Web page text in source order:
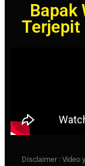
Bapak
Terjepit
Disclaimer : Video